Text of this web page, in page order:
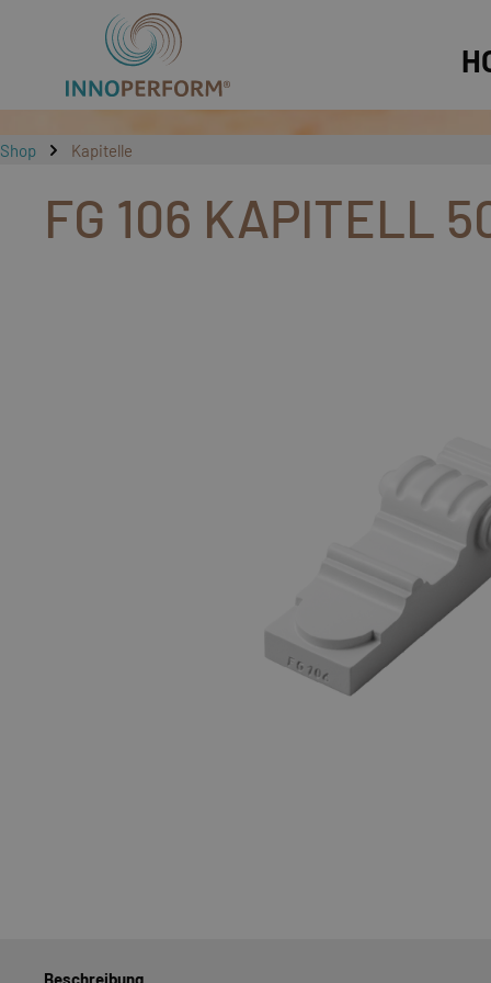
Zur Hauptnavigation springen
Shop Kapitelle
FG 106 KAPITELL
Beschreibung